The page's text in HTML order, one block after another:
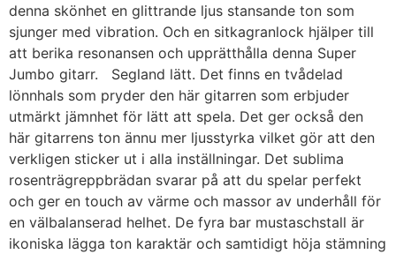
denna skönhet en glittrande ljus stansande ton som
sjunger med vibration. Och en sitkagranlock hjälper till
att berika resonansen och upprätthålla denna Super
Jumbo gitarr. Segland lätt. Det finns en tvådelad
lönnhals som pryder den här gitarren som erbjuder
utmärkt jämnhet för lätt att spela. Det ger också den
här gitarrens ton ännu mer ljusstyrka vilket gör att den
verkligen sticker ut i alla inställningar. Det sublima
rosenträgreppbrädan svarar på att du spelar perfekt
och ger en touch av värme och massor av underhåll för
en välbalanserad helhet. De fyra bar mustaschstall är
ikoniska lägga ton karaktär och samtidigt höja stämning